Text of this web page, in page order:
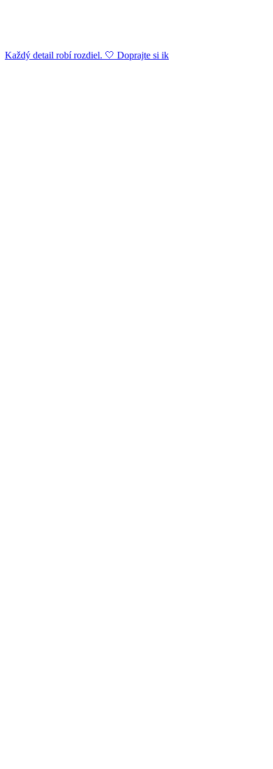
Každý detail robí rozdiel. 🤍 Doprajte si ik